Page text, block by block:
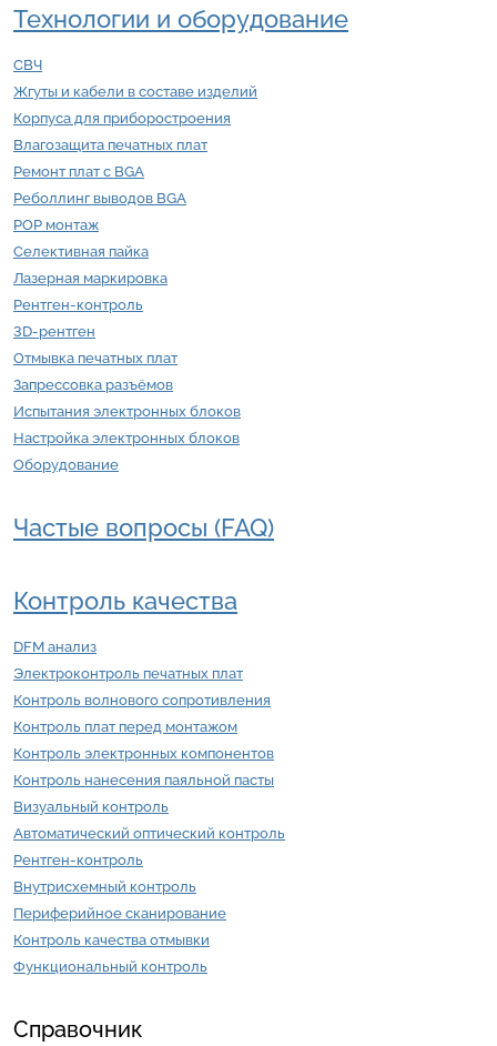
Технологии и оборудование
СВЧ
Жгуты и кабели в составе изделий
Корпуса для приборостроения
Влагозащита печатных плат
Ремонт плат с BGA
Реболлинг выводов BGA
POP монтаж
Селективная пайка
Лазерная маркировка
Рентген-контроль
3D-рентген
Отмывка печатных плат
Запрессовка разъёмов
Испытания электронных блоков
Настройка электронных блоков
Оборудование
Частые вопросы (FAQ)
Контроль качества
DFM анализ
Электроконтроль печатных плат
Контроль волнового сопротивления
Контроль плат перед монтажом
Контроль электронных компонентов
Контроль нанесения паяльной пасты
Визуальный контроль
Автоматический оптический контроль
Рентген-контроль
Внутрисхемный контроль
Периферийное сканирование
Контроль качества отмывки
Функциональный контроль
Справочник